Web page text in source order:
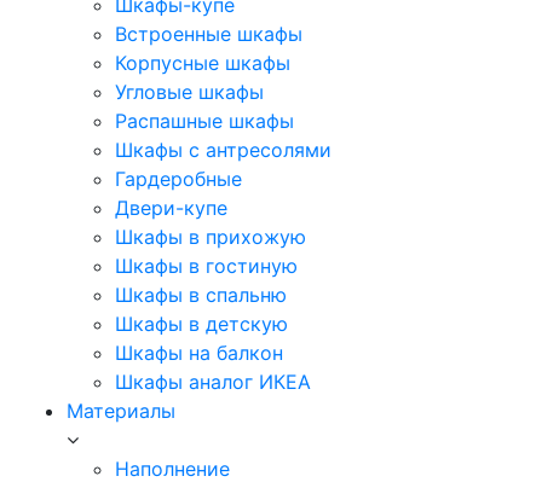
Встроенные шкафы
Корпусные шкафы
Угловые шкафы
Распашные шкафы
Шкафы с антресолями
Гардеробные
Двери-купе
Шкафы в прихожую
Шкафы в гостиную
Шкафы в спальню
Шкафы в детскую
Шкафы на балкон
Шкафы аналог ИКЕА
Материалы
Наполнение